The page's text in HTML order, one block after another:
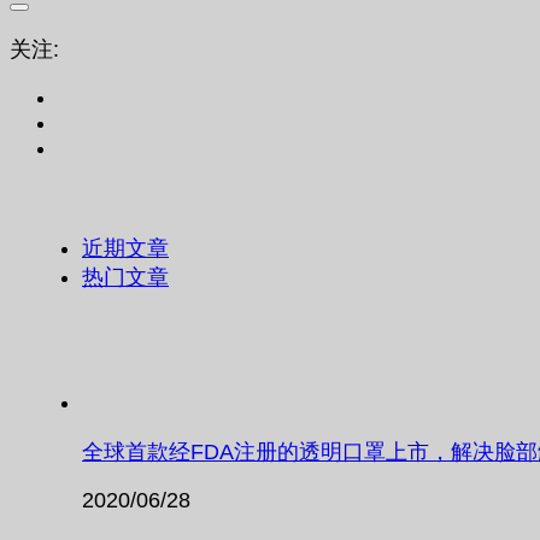
关注:
近期文章
热门文章
全球首款经FDA注册的透明口罩上市，解决脸
2020/06/28